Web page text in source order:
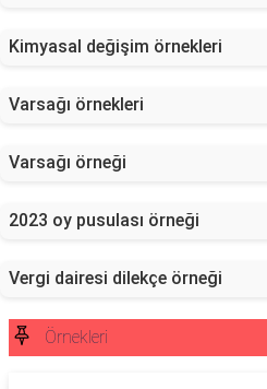
Kimyasal değişim örnekleri
Varsağı örnekleri
Varsağı örneği
2023 oy pusulası örneği
Vergi dairesi dilekçe örneği
Örnekleri